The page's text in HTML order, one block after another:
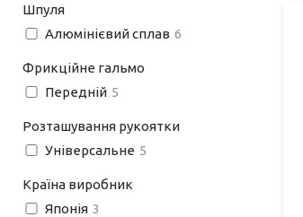
Шпуля
Алюмінієвий сплав 6
Фрикційне гальмо
Передній 5
Розташування рукоятки
Універсальне 5
Країна виробник
Японія 3